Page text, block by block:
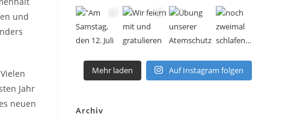
und
Jahr
neuen
Mehr laden Auf Instagram folgen
Archiv